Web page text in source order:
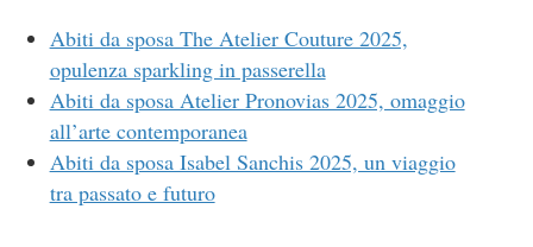
Abiti da sposa The Atelier Couture 2025,
opulenza sparkling in passerella
Abiti da sposa Atelier Pronovias 2025, omaggio
all’arte contemporanea
Abiti da sposa Isabel Sanchis 2025, un viaggio
tra passato e futuro